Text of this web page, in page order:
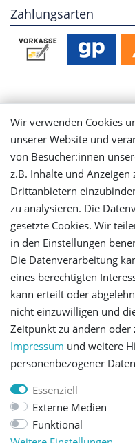
Zahlungsarten
Let's
Impressum
Wir verwenden Cookies
unserer Website und
von Besucher:innen
z.B. Inhalte und
Drittanbietern
zu analysieren. Die
gesetzte Cookies. Wir
in den Einstellungen
Die Datenverarbeitung
eines berechtigten
kann erteilt oder
nicht einzuwilligen und
Zeitpunkt zu ändern oder
Impressum und weitere
personenbezogener
Essenziell
Externe Medien
Funktional